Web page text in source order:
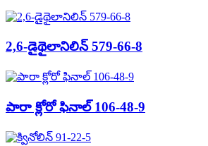
2,6-డైథైలానిలిన్ 579-66-8
పారా క్లోరో ఫినాల్ 106-48-9